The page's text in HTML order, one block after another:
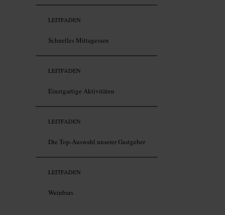
LEITFADEN
Schnelles Mittagessen
LEITFADEN
Einzigartige Aktivitäten
LEITFADEN
Die Top-Auswahl unserer Gastgeber
LEITFADEN
Weinbars